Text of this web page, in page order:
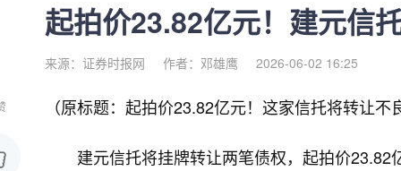
起拍价23.82亿元！建元信
来源：证券时报网 作者：邓雄鹰 2026-06-02 16:25
（原标题：起拍价23.82亿元！这家信托将转让不
建元信托将挂牌转让两笔债权，起拍价23.82